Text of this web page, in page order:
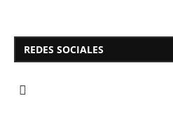
REDES SOCIALES